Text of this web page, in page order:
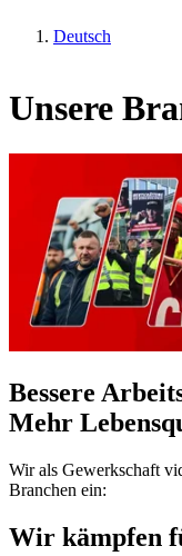
Deutsch
Unsere
Bessere
Mehr
Wir als Gewerkschaft
Branchen ein:
Wir kämpfen